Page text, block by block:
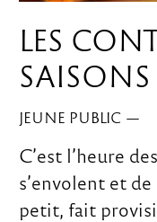
LES
JEUNE PUBLIC —
C’est l’heure
s’envolent et
petit, fait